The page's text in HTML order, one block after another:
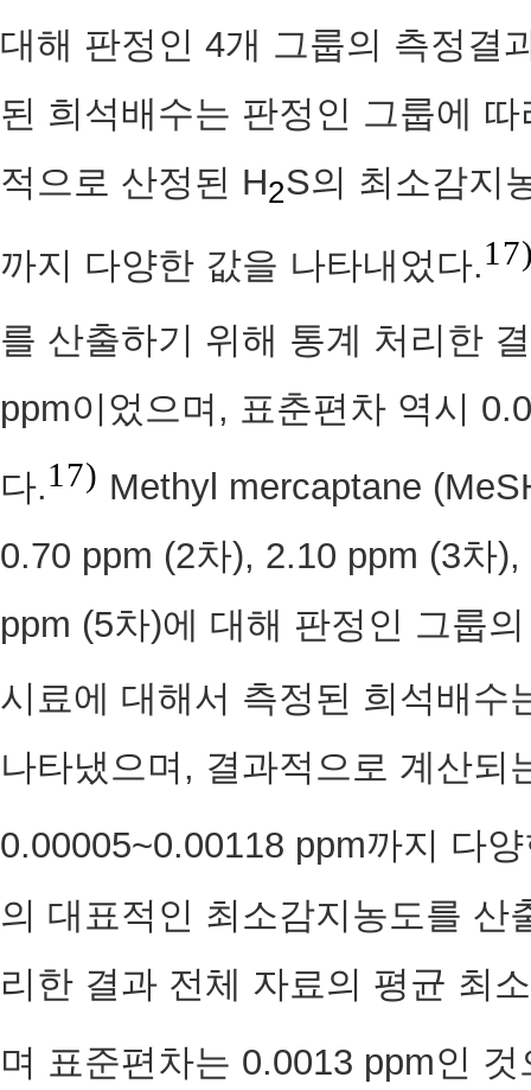
대해 판정인 4개 그룹의 측정결
된 희석배수는 판정인 그룹에
적으로 산정된 H2S의 최소감지
까지 다양한 값을 나타내었다.
를 산출하기 위해 통계 처리한
ppm이었으며, 표춘편차 역시
다.17) Methyl mercaptane
0.70 ppm (2차), 2.10 ppm (3차
ppm (5차)에 대해 판정인 그룹
시료에 대해서 측정된 희석배수
나타냈으며, 결과적으로 계산되
0.00005~0.00118 ppm까지 다
의 대표적인 최소감지농도를 산
리한 결과 전체 자료의 평균 최
며 표준편차는 0.0013 ppm인